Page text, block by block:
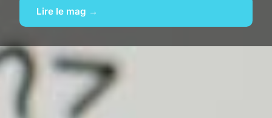
Lire le mag →